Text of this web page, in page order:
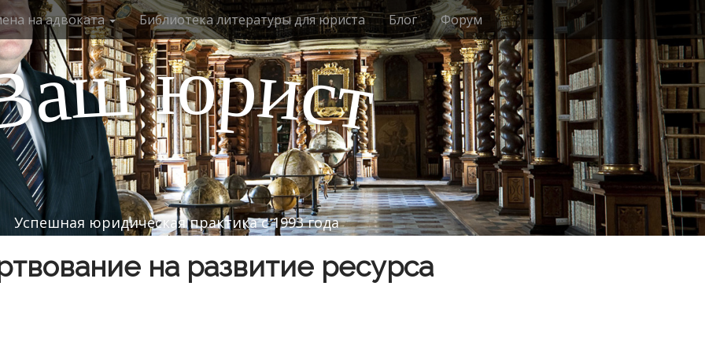
на адвоката Библиотека литературы для юриста Блог Форум
аш юрист
Успешная юридическая практика с 1993 года
на развитие ресурса